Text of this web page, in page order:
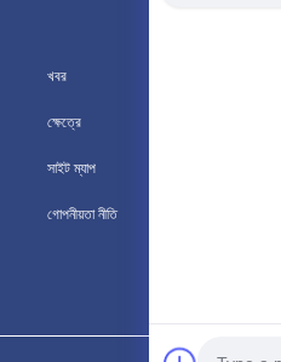
তাপ প্রতিরোধী নন অ্যাসবেস্টস রাবার
খবর
ক্ষেত্রে
সাইট ম্যাপ
গোপনীয়তা নীতি